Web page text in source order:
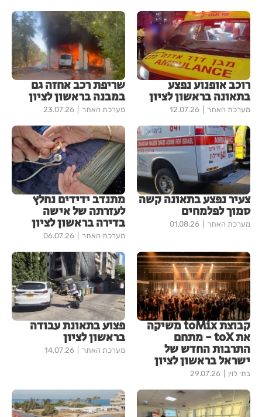
רוכב אופנוע נפצע
בתאונה בראשון לציון
מערכת האתר 12.07.26
שריפת רכב אחזה גם
במבנה בראשון לציון
מערכת האתר 23.07.26
צעיר נפצע בתאונה קשה
סמוך לפלמחים
מערכת האתר 01.08.26
מתנדב ידידים נחלץ
לעזרתה של אישה
בדירה בראשון לציון
מערכת האתר 06.07.26
קבוצת toMix משיקה
את toX - מתחם
התרבות החדש של
ישראל בראשון לציון
בתי לוין 29.07.26
פצוע בתאונת עבודה
בראשון לציון
מערכת האתר 14.07.26